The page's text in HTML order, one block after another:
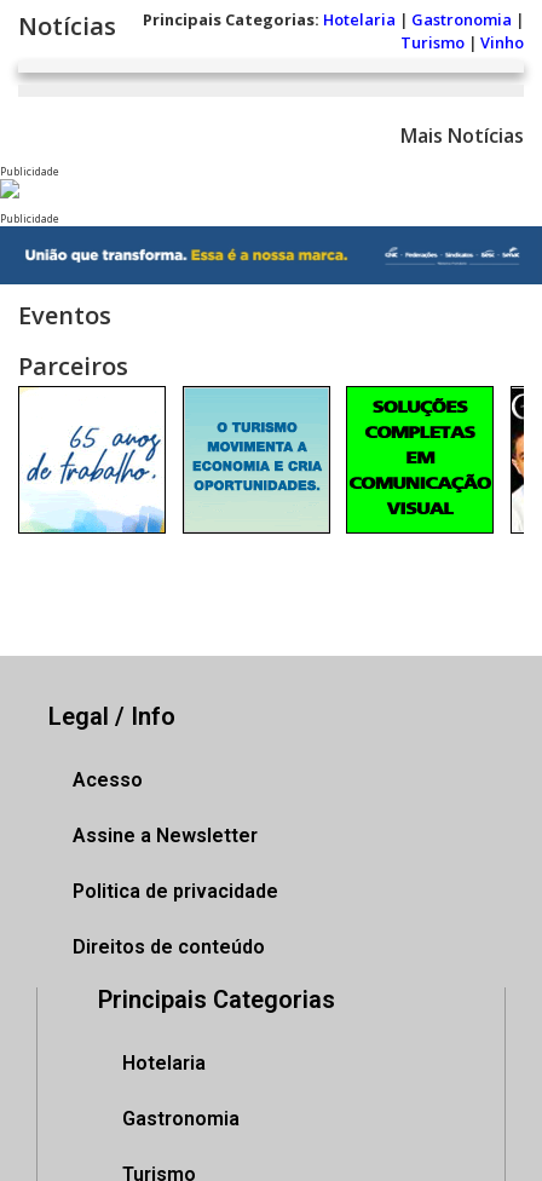
Notícias Principais Categorias: Hotelaria | Gastronomia |
Turismo | Vinho
Mais Notícias
Publicidade
Publicidade
Eventos
Parceiros
Legal / Info
Acesso
Assine a Newsletter
Politica de privacidade
Direitos de conteúdo
Principais Categorias
Hotelaria
Gastronomia
Turismo